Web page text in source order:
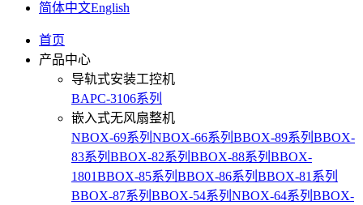
简体中文English
首页
产品中心
导轨式安装工控机
BAPC-3106系列
嵌入式无风扇整机
NBOX-69系列 NBOX-66系列 BBOX-89系列 BBOX-
83系列 BBOX-82系列 BBOX-88系列 BBOX-
1801BBOX-85系列 BBOX-86系列 BBOX-81系列
BBOX-87系列 BBOX-54系列 NBOX-64系列 BBOX-